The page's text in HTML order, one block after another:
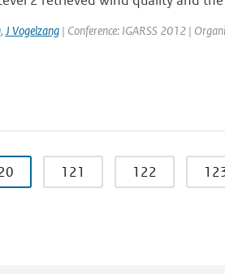
, J Vogelzang| Conference: IGARSS 2012 |
121 122